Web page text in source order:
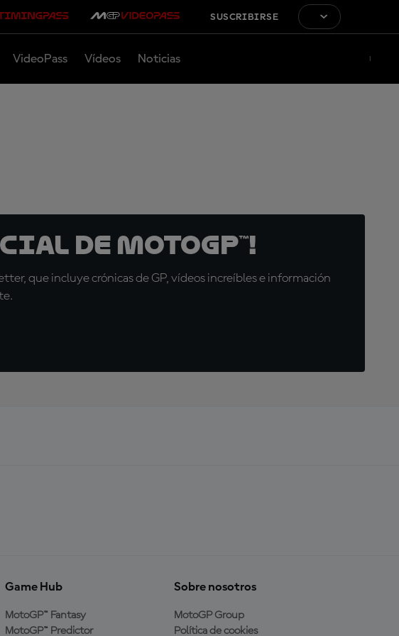
SUSCRIBIRSE
VideoPass Vídeos Noticias
de MotoGP™!
que incluye crónicas de GP, vídeos increíbles e información
Game Hub
MotoGP™ Fantasy
MotoGP™ Predictor
Sobre nosotros
MotoGP Group
Política de cookies